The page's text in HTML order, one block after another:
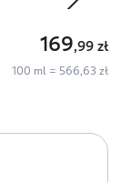
169,99 zł
100 ml = 566,63 zł